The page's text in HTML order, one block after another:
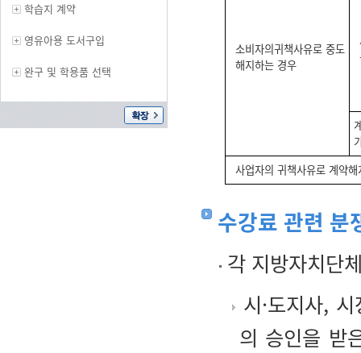
학습지 계약
영유아용 도서구입
완구 및 학용품 선택
소비자의귀책사유로 중도
해지하는 경우
사업자의 귀책사유로 계약해
수강료 관련 분
각 지방자치단
시·도지사,
의 승인을 받